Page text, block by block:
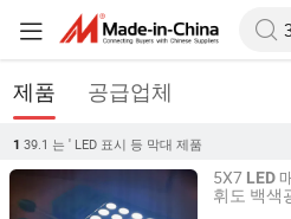
제품 공급업체
1 39.1 는 ' LED 표시 등 막대 제품
5X7 LED
휘도 백색
Shenzhen Guangzhibao